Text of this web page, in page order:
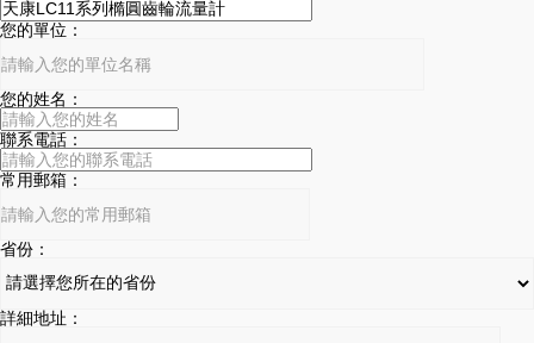
您的單位：
您的姓名：
聯系電話：
常用郵箱：
省份：
詳細地址：